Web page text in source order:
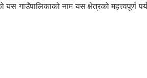
गाउँपालिकाको नाम यस क्षेत्रको महत्त्वपूर्ण